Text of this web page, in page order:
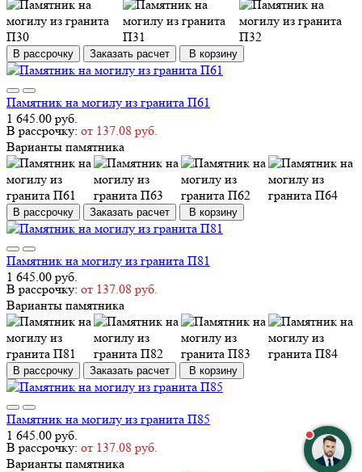
В рассрочку Заказать расчет В корзину
Памятник на могилу из гранита П61
1 645.00 руб.
В рассрочку: от 137.08 руб.
Варианты памятника
В рассрочку Заказать расчет В корзину
Памятник на могилу из гранита П81
1 645.00 руб.
В рассрочку: от 137.08 руб.
Варианты памятника
В рассрочку Заказать расчет В корзину
Памятник на могилу из гранита П85
1 645.00 руб.
В рассрочку: от 137.08 руб.
Варианты памятника